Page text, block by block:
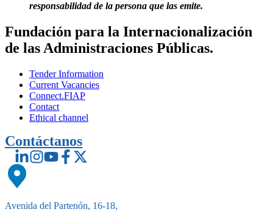
responsabilidad de la persona que las emite.
Fundación para la Internacionalización
de las Administraciones Públicas.
Tender Information
Current Vacancies
Connect.FIAP
Contact
Ethical channel
Contáctanos
Avenida del Partenón, 16-18,